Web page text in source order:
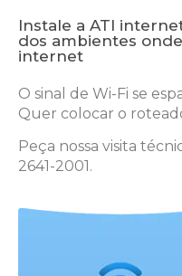
Instale a ATI
dos ambientes
internet
O sinal de Wi-Fi se
Quer colocar o
Peça nossa visita
2641-2001.